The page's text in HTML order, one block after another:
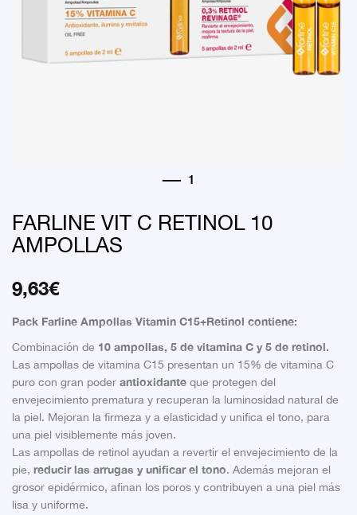
FARLINE VIT C RETINOL 10
AMPOLLAS
9,63€
Pack Farline Ampollas Vitamin C15+Retinol contiene:
Combinación de 10 ampollas, 5 de vitamina C y 5 de retinol.
Las ampollas de vitamina C15 presentan un 15% de vitamina C
puro con gran poderantioxidanteque protegen del
envejecimiento prematura y recuperan la luminosidad natural de
la piel. Mejoran la firmeza y a elasticidad y unifica el tono, para
una piel visiblemente más joven.
Las ampollas de retinol ayudan a revertir el envejecimiento de la
pie, reducir las arrugas y unificar el tono. Además mejoran el
grosor epidérmico, afinan los poros y contribuyen a una piel más
lisa y uniforme.